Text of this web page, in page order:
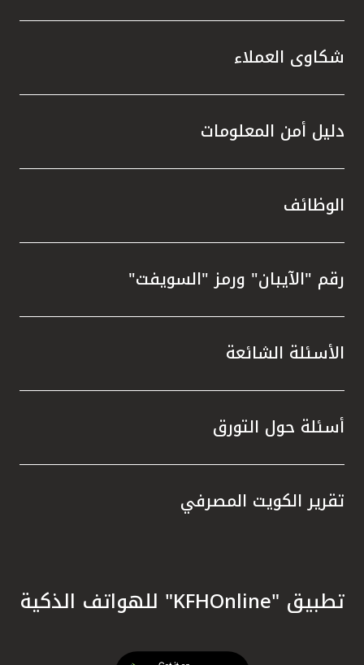
شكاوى العملاء
دليل أمن المعلومات
الوظائف
رقم "الآيبان" ورمز "السويفت"
الأسئلة الشائعة
أسئلة حول التورق
تقرير الكويت المصرفي
تطبيق "KFHOnline" للهواتف الذكية